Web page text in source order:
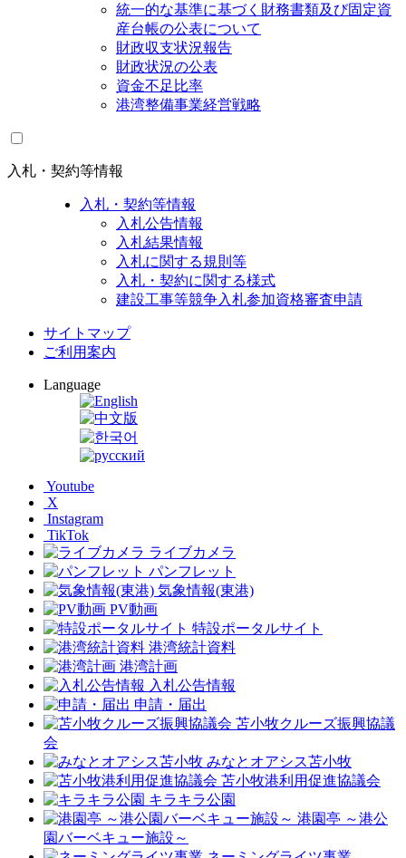
統一的な基準に基づく財務書類及び固定資
産台帳の公表について
財政収支状況報告
財政状況の公表
資金不足比率
港湾整備事業経営戦略
入札・契約等情報
入札・契約等情報
入札公告情報
入札結果情報
入札に関する規則等
入札・契約に関する様式
建設工事等競争入札参加資格審査申請
サイトマップ
ご利用案内
Language
Youtube
X
Instagram
TikTok
ライブカメラ
パンフレット
気象情報(東港)
PV動画
特設ポータルサイト
港湾統計資料
港湾計画
入札公告情報
申請・届出
苫小牧クルーズ振興協議
会
みなとオアシス苫小牧
苫小牧港利用促進協議会
キラキラ公園
港園亭 ～港公
園バーベキュー施設～